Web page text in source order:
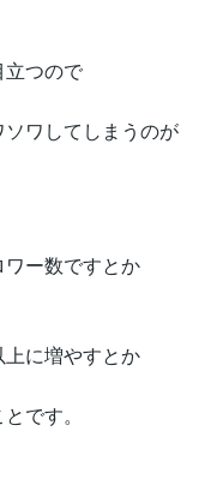
立つので
ワしてしまうのが
ー数ですとか
に増やすとか
です。